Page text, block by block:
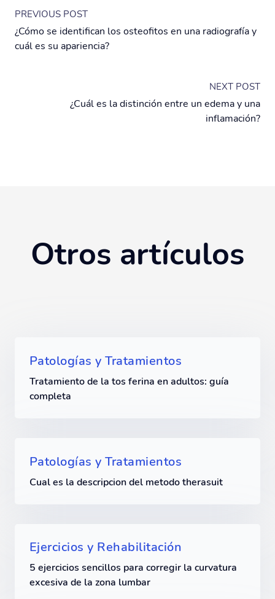
PREVIOUS POST
¿Cómo se identifican los osteofitos en una radiografía y
cuál es su apariencia?
NEXT POST
¿Cuál es la distinción entre un edema y una
inflamación?
Otros artículos
Patologías y Tratamientos
Tratamiento de la tos ferina en adultos: guía
completa
Patologías y Tratamientos
Cual es la descripcion del metodo therasuit
Ejercicios y Rehabilitación
5 ejercicios sencillos para corregir la curvatura
excesiva de la zona lumbar